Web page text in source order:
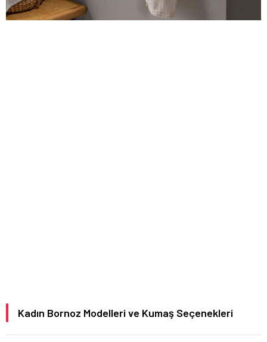
Kadın Bornoz Modelleri ve Kumaş Seçenekleri